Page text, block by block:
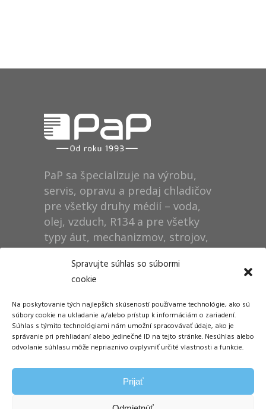
Spravujte súhlas so súbormi
cookie
Na poskytovanie tých najlepších skúseností používame technológie, ako sú
súbory cookie na ukladanie a/alebo prístup k informáciám o zariadení.
Súhlas s týmito technológiami nám umožní spracovávať údaje, ako je
správanie pri prehliadaní alebo jedinečné ID na tejto stránke. Nesúhlas alebo
odvolanie súhlasu môže nepriaznivo ovplyvniť určité vlastnosti a funkcie.
Prijať
PaP sa špecializuje na výrobu,
servis, opravu a predaj chladičov
pre všetky druhy médií – voda,
olej, vzduch, R134 a pre všetky
typy áut, mechanizmov, strojov,
technológií, rušňov…
Dušan Pytel P a P
ŠM Stráže
058 01 Poprad
Tel.: +421 905 311 248
info@papdp.sk